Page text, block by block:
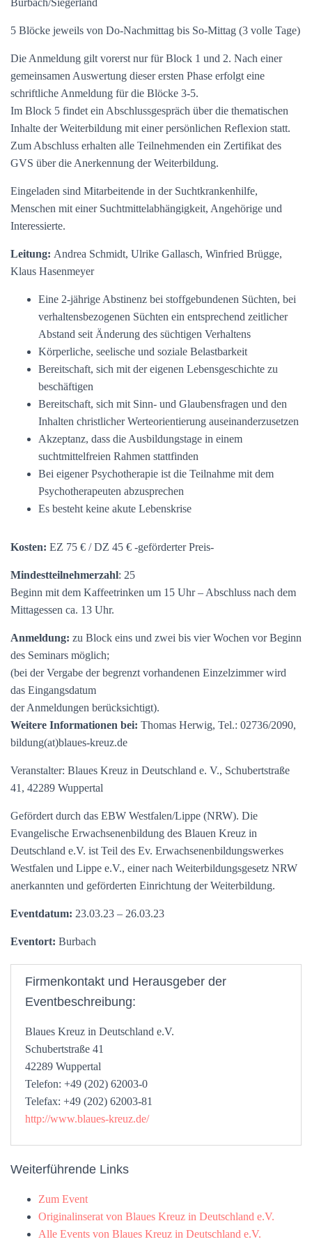
Burbach/Siegerland
5 Blöcke jeweils von Do-Nachmittag bis So-Mittag (3 volle Tage)
Die Anmeldung gilt vorerst nur für Block 1 und 2. Nach einer
gemeinsamen Auswertung dieser ersten Phase erfolgt eine
schriftliche Anmeldung für die Blöcke 3-5.
Im Block 5 findet ein Abschlussgespräch über die thematischen
Inhalte der Weiterbildung mit einer persönlichen Reflexion statt.
Zum Abschluss erhalten alle Teilnehmenden ein Zertifikat des
GVS über die Anerkennung der Weiterbildung.
Eingeladen sind Mitarbeitende in der Suchtkrankenhilfe,
Menschen mit einer Suchtmittelabhängigkeit, Angehörige und
Interessierte.
Leitung: Andrea Schmidt, Ulrike Gallasch, Winfried Brügge,
Klaus Hasenmeyer
Eine 2-jährige Abstinenz bei stoffgebundenen Süchten, bei
verhaltensbezogenen Süchten ein entsprechend zeitlicher
Abstand seit Änderung des süchtigen Verhaltens
Körperliche, seelische und soziale Belastbarkeit
Bereitschaft, sich mit der eigenen Lebensgeschichte zu
beschäftigen
Bereitschaft, sich mit Sinn- und Glaubensfragen und den
Inhalten christlicher Werteorientierung auseinanderzusetzen
Akzeptanz, dass die Ausbildungstage in einem
suchtmittelfreien Rahmen stattfinden
Bei eigener Psychotherapie ist die Teilnahme mit dem
Psychotherapeuten abzusprechen
Es besteht keine akute Lebenskrise
Kosten: EZ 75 € / DZ 45 € -geförderter Preis-
Mindestteilnehmerzahl: 25
Beginn mit dem Kaffeetrinken um 15 Uhr – Abschluss nach dem
Mittagessen ca. 13 Uhr.
Anmeldung: zu Block eins und zwei bis vier Wochen vor Beginn
des Seminars möglich;
(bei der Vergabe der begrenzt vorhandenen Einzelzimmer wird
das Eingangsdatum
der Anmeldungen berücksichtigt).
Weitere Informationen bei: Thomas Herwig, Tel.: 02736/2090,
bildung(at)blaues-kreuz.de
Veranstalter: Blaues Kreuz in Deutschland e. V., Schubertstraße
41, 42289 Wuppertal
Gefördert durch das EBW Westfalen/Lippe (NRW). Die
Evangelische Erwachsenenbildung des Blauen Kreuz in
Deutschland e.V. ist Teil des Ev. Erwachsenenbildungswerkes
Westfalen und Lippe e.V., einer nach Weiterbildungsgesetz NRW
anerkannten und geförderten Einrichtung der Weiterbildung.
Eventdatum: 23.03.23 – 26.03.23
Eventort: Burbach
Firmenkontakt und Herausgeber der
Eventbeschreibung:
Blaues Kreuz in Deutschland e.V.
Schubertstraße 41
42289 Wuppertal
Telefon: +49 (202) 62003-0
Telefax: +49 (202) 62003-81
http://www.blaues-kreuz.de/
Weiterführende Links
Zum Event
Originalinserat von Blaues Kreuz in Deutschland e.V.
Alle Events von Blaues Kreuz in Deutschland e.V.